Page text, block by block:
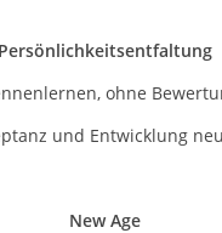
Persönlichkeitsentfaltung
ohne
und Entwicklung
New Age